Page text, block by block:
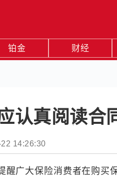
铂金 财经
认真阅读合
14:26:30
醒广大保险消费者在购买